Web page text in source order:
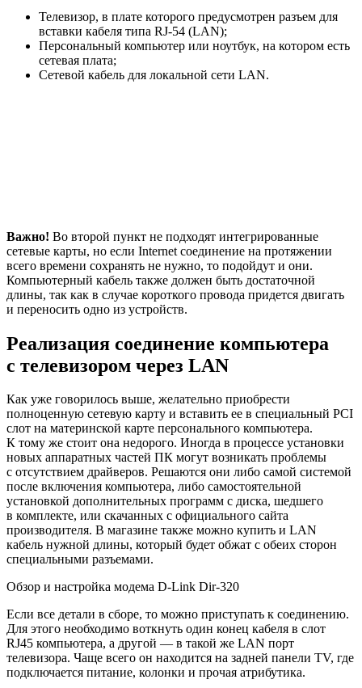
Телевизор, в плате которого предусмотрен разъем для
вставки кабеля типа RJ-54 (LAN);
Персональный компьютер или ноутбук, на котором есть
сетевая плата;
Сетевой кабель для локальной сети LAN.
Важно! Во второй пункт не подходят интегрированные
сетевые карты, но если Internet соединение на протяжении
всего времени сохранять не нужно, то подойдут и они.
Компьютерный кабель также должен быть достаточной
длины, так как в случае короткого провода придется двигать
и переносить одно из устройств.
Реализация соединение компьютера
с телевизором через LAN
Как уже говорилось выше, желательно приобрести
полноценную сетевую карту и вставить ее в специальный PCI
слот на материнской карте персонального компьютера.
К тому же стоит она недорого. Иногда в процессе установки
новых аппаратных частей ПК могут возникать проблемы
с отсутствием драйверов. Решаются они либо самой системой
после включения компьютера, либо самостоятельной
установкой дополнительных программ с диска, шедшего
в комплекте, или скачанных с официального сайта
производителя. В магазине также можно купить и LAN
кабель нужной длины, который будет обжат с обеих сторон
специальными разъемами.
Обзор и настройка модема D-Link Dir-320
Если все детали в сборе, то можно приступать к соединению.
Для этого необходимо воткнуть один конец кабеля в слот
RJ45 компьютера, а другой — в такой же LAN порт
телевизора. Чаще всего он находится на задней панели TV, где
подключается питание, колонки и прочая атрибутика.